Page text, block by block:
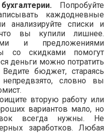
Попробуйте
каждодневные
анализируйте списки и
что вы купили лишнее.
и предложениями
со скидками помогут
деньги можно потратить
бюджет, стараясь
словно вы
вторую работу или
вариантов мало, но
всегда нужны. Не
заработков. Любая